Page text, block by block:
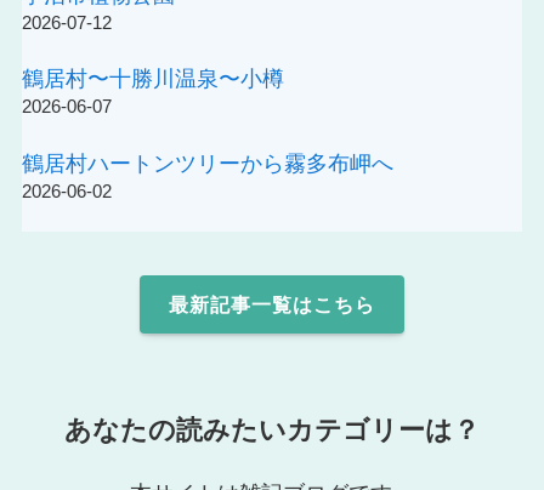
2026-07-12
鶴居村〜十勝川温泉〜小樽
2026-06-07
鶴居村ハートンツリーから霧多布岬へ
2026-06-02
最新記事一覧はこちら
あなたの読みたいカテゴリーは？